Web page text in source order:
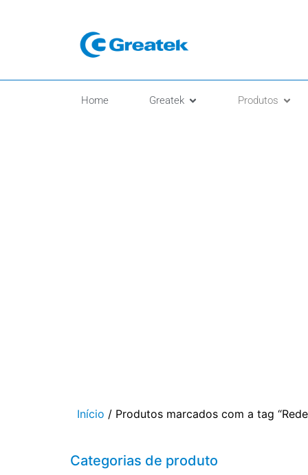
Home Greatek Produtos
Início / Produtos marcados com a tag
Categorias de produto